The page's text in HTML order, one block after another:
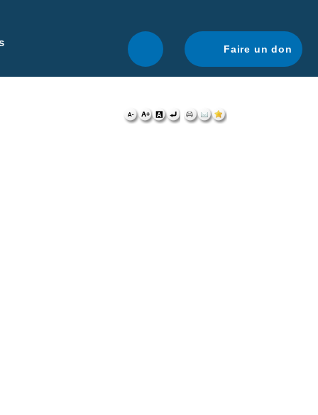
navigation optimale.
Faire un don